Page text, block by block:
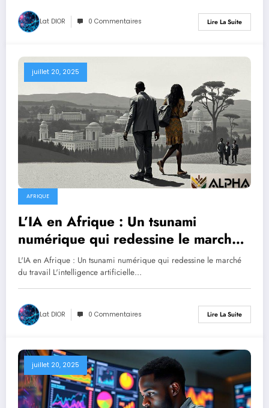
Lat DIOR 0 Commentaires Lire La Suite
juillet 20, 2025
AFRIQUE
L’IA en Afrique : Un tsunami
numérique qui redessine le marché
du travail
L'IA en Afrique : Un tsunami numérique qui redessine le marché
du travail L'intelligence artificielle…
Lat DIOR 0 Commentaires Lire La Suite
juillet 20, 2025